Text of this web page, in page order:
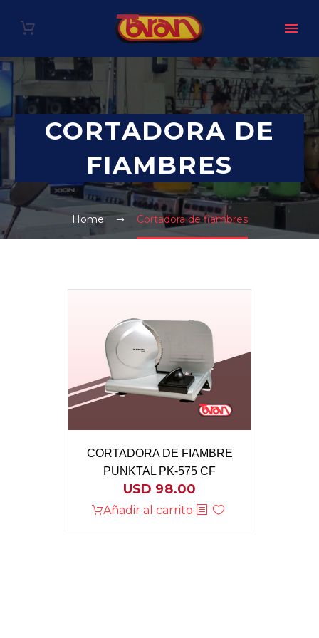
CORTADORA DE
FIAMBRES
Home Cortadora de fiambres
CORTADORA DE FIAMBRE
PUNKTAL PK-575 CF
USD 98.00
Añadir al carrito